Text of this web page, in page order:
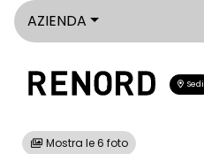
AZIENDA
Sedi
Mostra le 6 foto